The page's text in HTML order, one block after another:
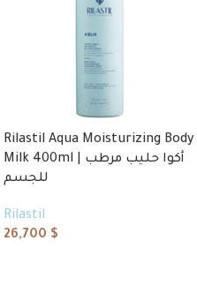
Rilastil Aqua Moisturizing Body
Milk 400ml | أكوا حليب مرطب
للجسم
Rilastil
26,700 $